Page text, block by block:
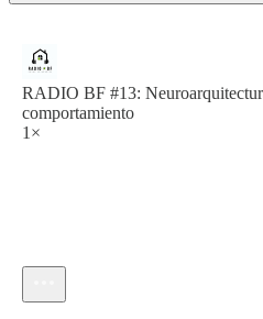
RADIO BF #13:
comportamiento
1×